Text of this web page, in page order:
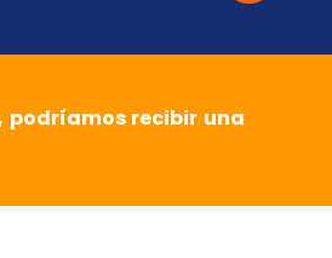
podríamos recibir una